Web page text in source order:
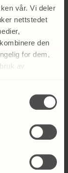
vår. Vi deler
nettstedet
den
for dem,
av